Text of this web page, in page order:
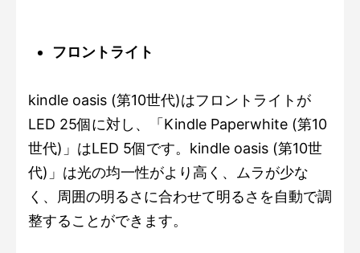
フロントライト
kindle oasis (第10世代)はフロントライトが
LED 25個に対し、「Kindle Paperwhite (第10
世代)」はLED 5個です。kindle oasis (第10世
代)」は光の均一性がより高く、ムラが少な
く、周囲の明るさに合わせて明るさを自動で調
整することができます。